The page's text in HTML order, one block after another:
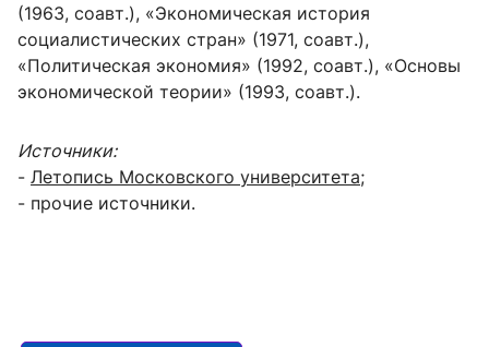
(1963, соавт.), «Экономическая история
социалистических стран» (1971, соавт.),
«Политическая экономия» (1992, соавт.), «Основы
экономической теории» (1993, соавт.).
Источники:
- Летопись Московского университета;
- прочие источники.